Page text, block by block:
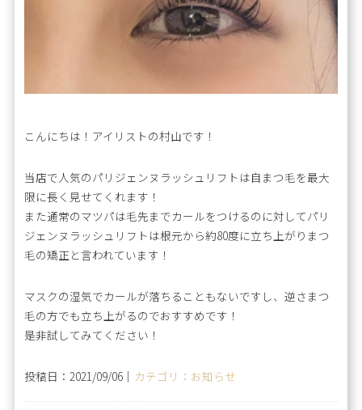
こんにちは！アイリストの村山です！
当店で人気のパリジェンヌラッシュリフトは自まつ毛を最大
限に長く見せてくれます！
また通常のマツパは毛先までカールをつけるのに対してパリ
ジェンヌラッシュリフトは根元から約80度に立ち上がりまつ
毛の矯正と言われています！
マスクの湿気でカールが落ちることもないですし、逆さまつ
毛の方でも立ち上がるのでおすすめです！
是非試してみてください！
投稿日：2021/09/06｜ カテゴリ：お知らせ